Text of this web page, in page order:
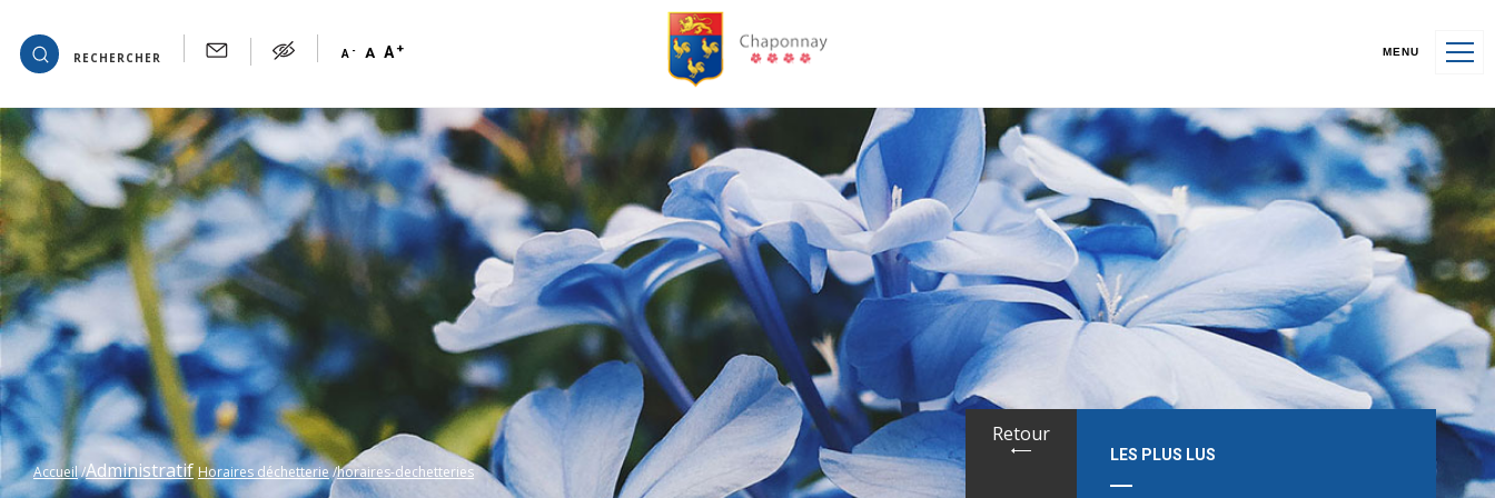
RECHERCHER A - A A+ MENU
Accueil Administratif Horaires déchetterie horaires-dechetteries
Retour
LES PLUS LUS